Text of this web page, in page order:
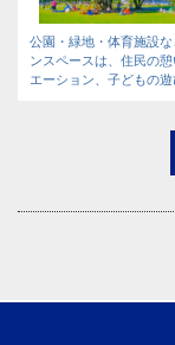
公園・緑地・体育施設
ンスペースは、住民の憩
エーション、子どもの遊